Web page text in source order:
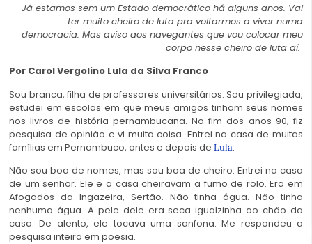
Já estamos sem um Estado democrático há alguns anos. Vai
ter muito cheiro de luta pra voltarmos a viver numa
democracia. Mas aviso aos navegantes que vou colocar meu
corpo nesse cheiro de luta aí.
Por Carol Vergolino Lula da Silva Franco
Sou branca, filha de professores universitários. Sou privilegiada,
estudei em escolas em que meus amigos tinham seus nomes
nos livros de história pernambucana. No fim dos anos 90, fiz
pesquisa de opinião e vi muita coisa. Entrei na casa de muitas
famílias em Pernambuco, antes e depois de Lula.
Não sou boa de nomes, mas sou boa de cheiro. Entrei na casa
de um senhor. Ele e a casa cheiravam a fumo de rolo. Era em
Afogados da Ingazeira, Sertão. Não tinha água. Não tinha
nenhuma água. A pele dele era seca igualzinha ao chão da
casa. De alento, ele tocava uma sanfona. Me respondeu a
pesquisa inteira em poesia.